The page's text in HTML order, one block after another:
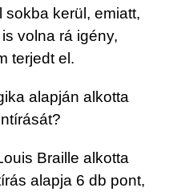
kerül, emiatt,
volna rá igény,
terjedt el.
alapján alkotta
Braille alkotta
alapja 6 db pont,